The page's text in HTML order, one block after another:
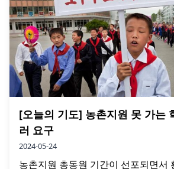
[오늘의 기도] 농촌지원 못 가는
러 요구
2024-05-24
농촌지원 총동원 기간이 선포되면서